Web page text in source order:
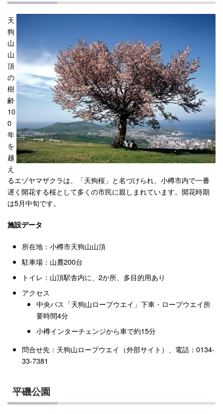
天
狗
山
山
頂
の
樹
齢
10
0
年
を
越
え
るエゾヤマザクラは、「天狗桜」と名づけられ、小樽市内で一番
遅く開花する桜として多くの市民に親しまれています。開花時期
は5月中旬です。
施設データ
所在地：小樽市天狗山山頂
駐車場：山麓200台
トイレ：山頂駅舎内に、2か所、多目的用あり
アクセス
中央バス「天狗山ロープウエイ」下車・ロープウエイ所
要時間4分
小樽インターチェンジから車で約15分
問合せ先：天狗山ロープウエイ（外部サイト）、電話：0134-
33-7381
平磯公園